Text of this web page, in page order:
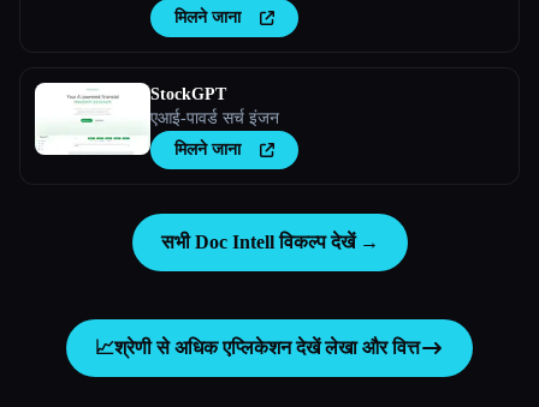
फ़ंडामेंटल विश्लेषण पर ध्यान देते हैं, और जो डेटा और
जानकारी को महत्व देते हैं।
मिलने जाना
StockGPT
एआई-पावर्ड सर्च इंजन
मिलने जाना
सभी Doc Intell विकल्प देखें →
📈श्रेणी से अधिक एप्लिकेशन देखेंलेखा और वित्त